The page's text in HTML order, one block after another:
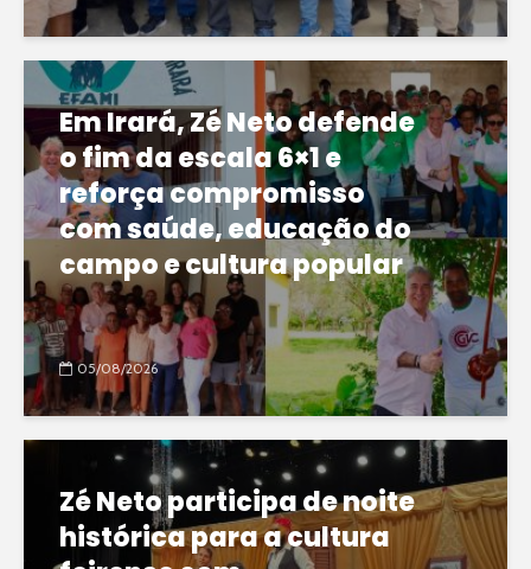
Em Irará, Zé Neto defende
o fim da escala 6×1 e
reforça compromisso
com saúde, educação do
campo e cultura popular
05/08/2026
Zé Neto participa de noite
histórica para a cultura